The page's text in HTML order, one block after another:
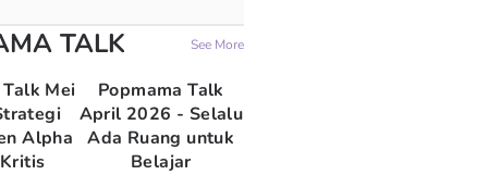
TALK See More
Mei
Alpha
Popmama Talk
April 2026 - Selalu
Ada Ruang untuk
Belajar